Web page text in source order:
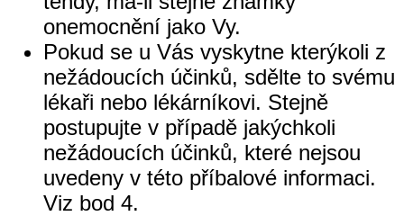
onemocnění jako Vy.
Pokud se u Vás vyskytne kterýkoli z
nežádoucích účinků, sdělte to svému
lékaři nebo lékárníkovi. Stejně
postupujte v případě jakýchkoli
nežádoucích účinků, které nejsou
uvedeny v této příbalové informaci.
Viz bod 4.